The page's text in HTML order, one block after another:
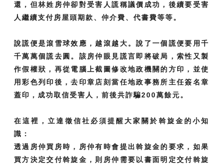
還，但林姓房仲卻對受害人謊稱議價成功，後續要受害
人繼續支付房屋頭期款、仲介費、代書費等等。
說謊便是滾雪球效應，越滾越大。說了一個謊便要用千
千萬萬個謊去圓。該房仲眼見謊言即將破局，索性又製
作假權狀，再從電腦上截圖修改地政機關的方印，並使
用彩色列印後，去印章店刻當任地政事務所主任簽名章
蓋印，成功取信受害人，前後共詐騙200萬餘元。
在這裡，立達徵信社必須提醒大家關於斡旋金的小知
識：
透過房仲買房時，房仲有時會提出斡旋金的要求，如果
買方決定交付斡旋金，則房仲需要以書面明定交付斡旋